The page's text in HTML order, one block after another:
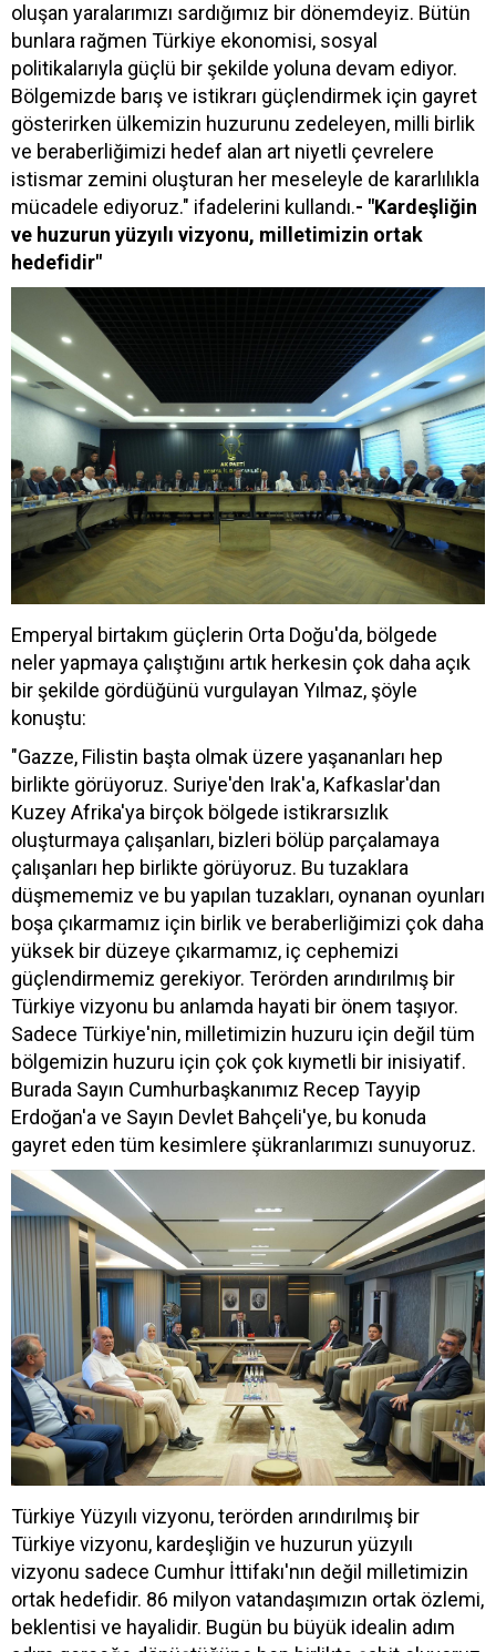
oluşan yaralarımızı sardığımız bir dönemdeyiz. Bütün
bunlara rağmen Türkiye ekonomisi, sosyal
politikalarıyla güçlü bir şekilde yoluna devam ediyor.
Bölgemizde barış ve istikrarı güçlendirmek için gayret
gösterirken ülkemizin huzurunu zedeleyen, milli birlik
ve beraberliğimizi hedef alan art niyetli çevrelere
istismar zemini oluşturan her meseleyle de kararlılıkla
mücadele ediyoruz." ifadelerini kullandı.- "Kardeşliğin
ve huzurun yüzyılı vizyonu, milletimizin ortak
hedefidir"
Emperyal birtakım güçlerin Orta Doğu'da, bölgede
neler yapmaya çalıştığını artık herkesin çok daha açık
bir şekilde gördüğünü vurgulayan Yılmaz, şöyle
konuştu:
"Gazze, Filistin başta olmak üzere yaşananları hep
birlikte görüyoruz. Suriye'den Irak'a, Kafkaslar'dan
Kuzey Afrika'ya birçok bölgede istikrarsızlık
oluşturmaya çalışanları, bizleri bölüp parçalamaya
çalışanları hep birlikte görüyoruz. Bu tuzaklara
düşmememiz ve bu yapılan tuzakları, oynanan oyunları
boşa çıkarmamız için birlik ve beraberliğimizi çok daha
yüksek bir düzeye çıkarmamız, iç cephemizi
güçlendirmemiz gerekiyor. Terörden arındırılmış bir
Türkiye vizyonu bu anlamda hayati bir önem taşıyor.
Sadece Türkiye'nin, milletimizin huzuru için değil tüm
bölgemizin huzuru için çok çok kıymetli bir inisiyatif.
Burada Sayın Cumhurbaşkanımız Recep Tayyip
Erdoğan'a ve Sayın Devlet Bahçeli'ye, bu konuda
gayret eden tüm kesimlere şükranlarımızı sunuyoruz.
Türkiye Yüzyılı vizyonu, terörden arındırılmış bir
Türkiye vizyonu, kardeşliğin ve huzurun yüzyılı
vizyonu sadece Cumhur İttifakı'nın değil milletimizin
ortak hedefidir. 86 milyon vatandaşımızın ortak özlemi,
beklentisi ve hayalidir. Bugün bu büyük idealin adım